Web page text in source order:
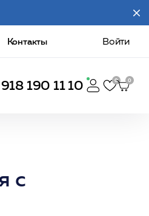
Контакты Войти
190 11 10
с